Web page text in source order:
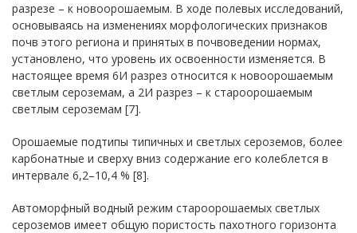
разрезе – к новоорошаемым. В ходе полевых исследований,
основываясь на изменениях морфологических признаков
почв этого региона и принятых в почвоведении нормах,
установлено, что уровень их освоенности изменяется. В
настоящее время 6И разрез относится к новоорошаемым
светлым сероземам, а 2И разрез – к староорошаемым
светлым сероземам [7].
Орошаемые подтипы типичных и светлых сероземов, более
карбонатные и сверху вниз содержание его колеблется в
интервале 6,2–10,4 % [8].
Автоморфный водный режим староорошаемых светлых
сероземов имеет общую пористость пахотного горизонта